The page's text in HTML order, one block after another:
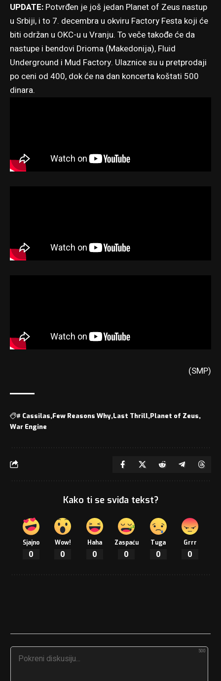
UPDATE: Potvrđen je još jedan Planet of Zeus nastup
u Srbiji, i to 7. decembra u okviru Factory Festa koji će
biti održan u OKC-u u Vranju. To veče takođe će da
nastupe i bendovi Drioma (Makedonija), Fluid
Underground i Mud Factory. Ulaznice su u pretprodaji
po ceni od 400, dok će na dan koncerta koštati 500
dinara.
(SMP)
# Cassilas Few Reasons Why Last Thrill Planet of Zeus
War Engine
Kako ti se sviđa tekst?
Sjajno
0
Wow!
0
Haha
0
Zaspaću
0
Tuga
0
Grrr
0
500